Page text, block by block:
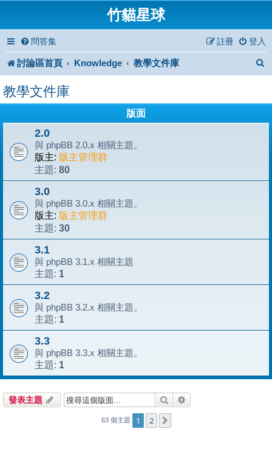
竹貓星球
問答集 登入
註冊
討論區首頁 Knowledge 教學文件庫
教學文件庫
版面
2.0
與 phpBB 2.0.x 相關主題。
版主: 版主管理群
主題: 80
3.0
與 phpBB 3.0.x 相關主題。
版主: 版主管理群
主題: 30
3.1
與 phpBB 3.1.x 相關主題
主題: 1
3.2
與 phpBB 3.2.x 相關主題。
主題: 1
3.3
與 phpBB 3.3.x 相關主題。
主題: 1
發表主題 搜尋
63 個主題 1 2